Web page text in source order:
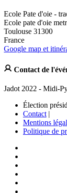
Ecole Pate d'oie -
Ecole pate d'oie
Toulouse 31300
France
Google map et
Contact de
Jadot 2022 - Midi-
Élection
Contact |
Mentions
Politique de